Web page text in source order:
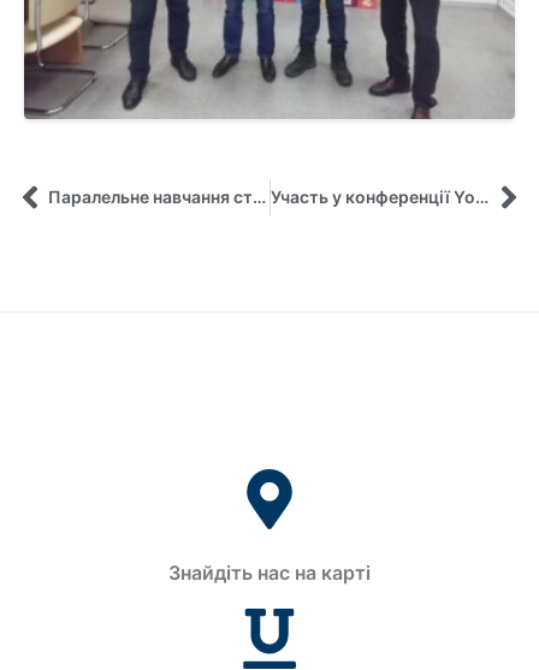
Паралельне навчання студента спеціальності «Менеджмент» в Варшаві Участь у конференції Young Scientist Conference 2.0 «Економічне майбутнє України»
Знайдіть нас на карті